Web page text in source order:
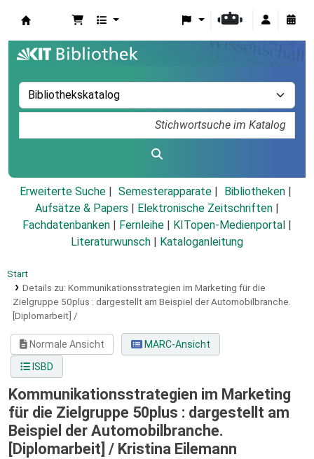
Erweiterte Suche Semesterapparate
Bibliotheken
Aufsätze & Papers
Elektronische Zeitschriften
Fachdatenbanken
Fernleihe KITopen-Medienportal
Literaturwunsch
Kataloganleitung
Start
Details zu: Kommunikationsstrategien im Marketing für die
Zielgruppe 50plus : dargestellt am Beispiel der Automobilbranche.
[Diplomarbeit] /
Normale Ansicht
MARC-Ansicht
ISBD
Kommunikationsstrategien im Marketing
für die Zielgruppe 50plus : dargestellt am
Beispiel der Automobilbranche.
[Diplomarbeit] / Kristina Eilemann